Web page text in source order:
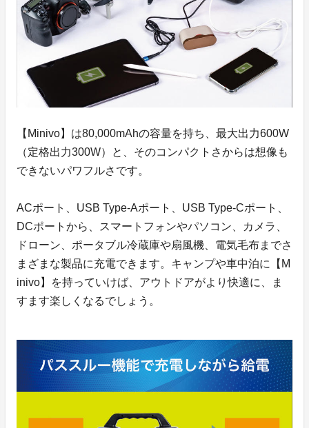
【Minivo】は80,000mAhの容量を持ち、最大出力600W
（定格出力300W）と、そのコンパクトさからは想像も
できないパワフルさです。
ACポート、USB Type-Aポート、USB Type-Cポート、
DCポートから、スマートフォンやパソコン、カメラ、
ドローン、ポータブル冷蔵庫や扇風機、電気毛布までさ
まざまな製品に充電できます。キャンプや車中泊に【M
inivo】を持っていけば、アウトドアがより快適に、ま
すます楽しくなるでしょう。